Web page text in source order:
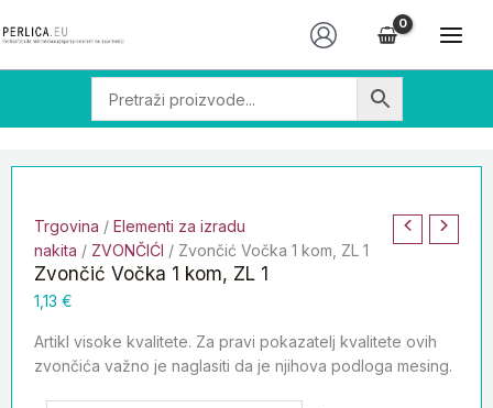
to
Trgovina / Elementi za izradu
nakita / ZVONČIĆI / Zvončić Vočka 1 kom, ZL 1
Zvončić Vočka 1 kom, ZL 1
1,13 €
Artikl visoke kvalitete. Za pravi pokazatelj kvalitete ovih
zvončića važno je naglasiti da je njihova podloga mesing.
Vočka
1